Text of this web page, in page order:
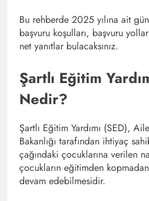
Bu rehberde 2025 yılına ait
başvuru koşulları, başvuru
net yanıtlar bulacaksınız.
Şartlı Eğitim
Nedir?
Şartlı Eğitim Yardımı (SED),
Bakanlığı tarafından ihtiyaç
çağındaki çocuklarına verilen
çocukların eğitimden
devam edebilmesidir.